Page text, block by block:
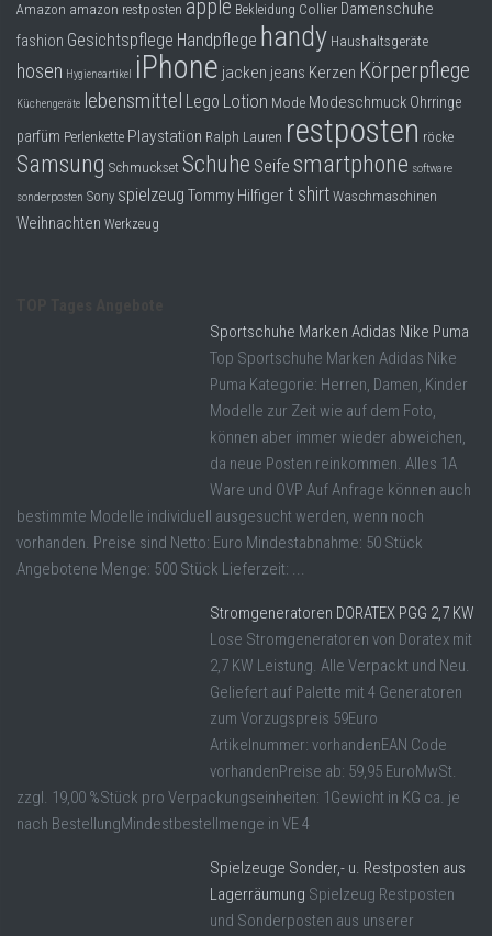
Dropshipping-Produkte
B2B Produkte
Grosshandel
Amazon
Aldi
Lidl
Kostenlos verkaufen
Amazon amazon restposten apple Bekleidung Collier Damenschuhe
fashion Gesichtspflege Handpflege handy Haushaltsgeräte
hosen Hygieneartikel iPhone jacken jeans Kerzen Körperpflege
Küchengeräte lebensmittel Lego Lotion Mode Modeschmuck Ohrringe
parfüm Perlenkette Playstation Ralph Lauren restposten röcke
Samsung Schmuckset Schuhe Seife smartphone software
sonderposten Sony spielzeug Tommy Hilfiger t shirt Waschmaschinen
Weihnachten Werkzeug
Sportschuhe Marken Adidas Nike Puma
Top Sportschuhe Marken Adidas Nike
Puma Kategorie: Herren, Damen, Kinder
Modelle zur Zeit wie auf dem Foto,
können aber immer wieder abweichen,
da neue Posten reinkommen. Alles 1A
Ware und OVP Auf Anfrage können auch
bestimmte Modelle individuell ausgesucht werden, wenn noch
vorhanden. Preise sind Netto: Euro Mindestabnahme: 50 Stück
Angebotene Menge: 500 Stück Lieferzeit: ...
Stromgeneratoren DORATEX PGG 2,7 KW
Lose Stromgeneratoren von Doratex mit
2,7 KW Leistung. Alle Verpackt und Neu.
Geliefert auf Palette mit 4 Generatoren
zum Vorzugspreis 59Euro
Artikelnummer: vorhandenEAN Code
vorhandenPreise ab: 59,95 EuroMwSt.
zzgl. 19,00 %Stück pro Verpackungseinheiten: 1Gewicht in KG ca. je
nach BestellungMindestbestellmenge in VE 4
Spielzeuge Sonder,- u. Restposten aus
Lagerräumung Spielzeug Restposten
und Sonderposten aus unserer